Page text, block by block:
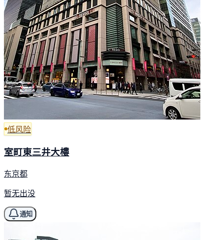
低风险
室町東三井大樓
东京都
暂无出没
通知